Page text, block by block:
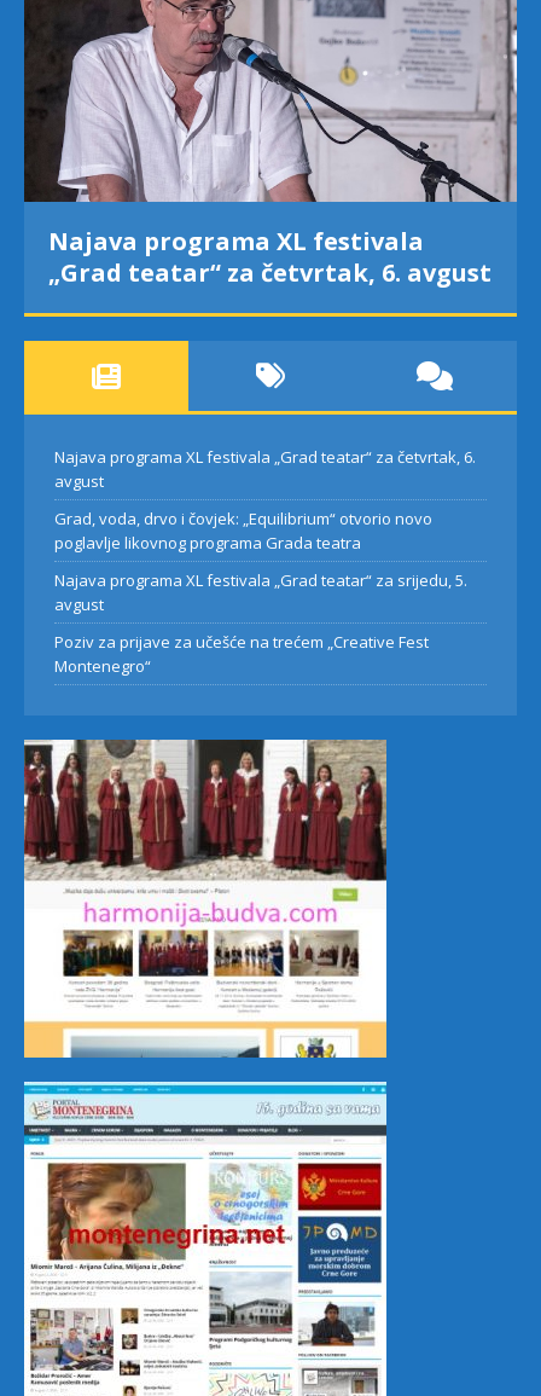
Najava programa XL festivala
„Grad teatar“ za četvrtak, 6. avgust
Najava programa XL festivala „Grad teatar“ za četvrtak, 6.
avgust
Grad, voda, drvo i čovjek: „Equilibrium“ otvorio novo
poglavlje likovnog programa Grada teatra
Najava programa XL festivala „Grad teatar“ za srijedu, 5.
avgust
Poziv za prijave za učešće na trećem „Creative Fest
Montenegro“